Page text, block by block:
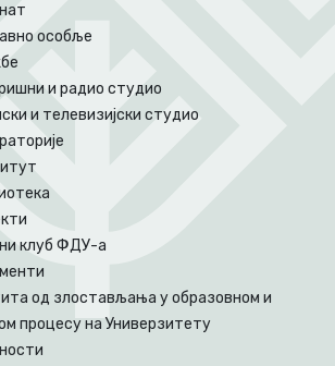
особље
и радио студио
и телевизијски студио
клуб ФДУ-а
од злостављања у образовном и
процесу на Универзитету